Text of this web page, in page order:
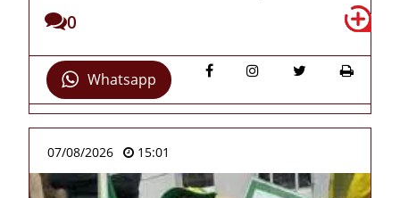
0
Whatsapp
07/08/2026 15:01